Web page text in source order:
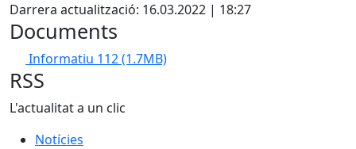
Darrera actualització: 16.03.2022 | 18:27
Documents
Informatiu 112(1.7MB)
RSS
L'actualitat a un clic
Notícies